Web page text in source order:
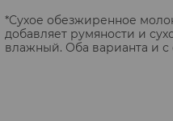
*Сухое обезжиренное
добавляет румяности и
влажный. Оба варианта и с